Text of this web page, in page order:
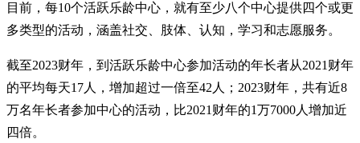
目前，每10个活跃乐龄中心，就有至少八个中心提供四个或更
多类型的活动，涵盖社交、肢体、认知，学习和志愿服务。
截至2023财年，到活跃乐龄中心参加活动的年长者从2021财年
的平均每天17人，增加超过一倍至42人；2023财年，共有近8
万名年长者参加中心的活动，比2021财年的1万7000人增加近
四倍。